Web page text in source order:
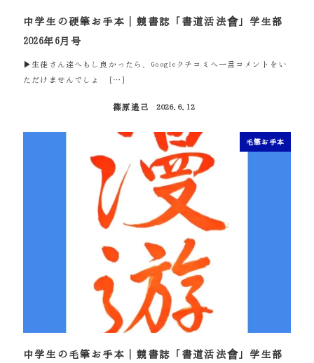
中学生の硬筆お手本｜競書誌「書道活法會」学生部
2026年6月号
▶生徒さん達へもし良かったら、Googleクチコミへ一言コメントをい
ただけませんでしょ […]
篠原遙己
2026.6.12
毛筆お手本
中学生の毛筆お手本｜競書誌「書道活法會」学生部